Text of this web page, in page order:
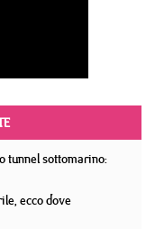
tunnel sottomarino:
ecco dove